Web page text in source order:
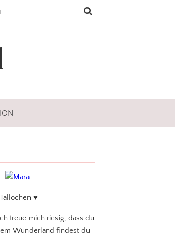
♥
freue mich riesig, dass du
Wunderland findest du